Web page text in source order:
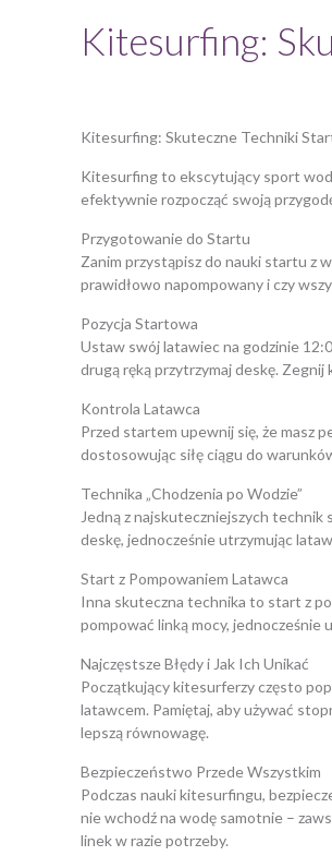
Kitesurfing:
Kitesurfing: Skuteczne Techniki
Kitesurfing to ekscytujący sport
efektywnie rozpocząć swoją
Przygotowanie do Startu
Zanim przystąpisz do nauki startu z
prawidłowo napompowany i czy
Pozycja Startowa
Ustaw swój latawiec na godzinie
drugą ręką przytrzymaj deskę.
Kontrola Latawca
Przed startem upewnij się, że masz
dostosowując siłę ciągu do
Technika „Chodzenia po Wodzie”
Jedną z najskuteczniejszych technik
deskę, jednocześnie utrzymując
Start z Pompowaniem Latawca
Inna skuteczna technika to start z
pompować linką mocy, jednocześnie
Najczęstsze Błędy i Jak Ich Unikać
Początkujący kitesurferzy często
latawcem. Pamiętaj, aby używać
lepszą równowagę.
Bezpieczeństwo Przede Wszystkim
Podczas nauki kitesurfingu,
nie wchodź na wodę samotnie –
linek w razie potrzeby.